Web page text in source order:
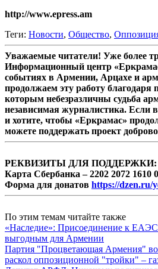
http://www.epress.am
Теги: Новости, Общество,
Уважаемые читатели! Уже более
Информационный центр
событиях в Армении, Арцахе и
продолжаем эту работу благодаря
которым небезразличны судьба
независимая журналистика. Если
и хотите, чтобы «Еркрамас»
можете поддержать проект
РЕКВИЗИТЫ ДЛЯ ПОДДЕРЖКИ:
Карта Сбербанка – 2202 2072 1610
Форма для донатов https://dzen.ru/
По этим темам читайте также
«Наследие»: Присоединение к
выгодным для Армении
Партия "Процветающая Армения"
раскол оппозиционной "тройки" –